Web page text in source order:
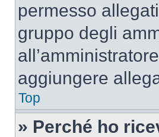
permesso
gruppo degli
aggiungere
Top
» Perché ho